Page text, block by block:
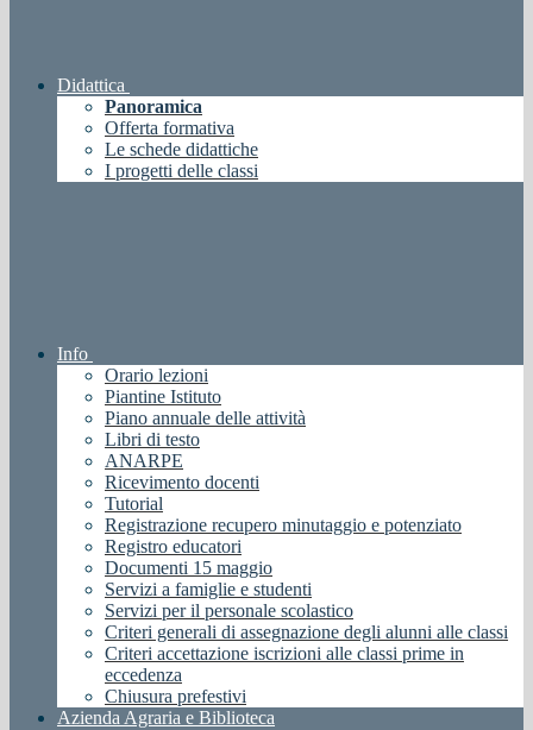
Didattica
Panoramica
Offerta formativa
Le schede didattiche
I progetti delle classi
Info
Orario lezioni
Piantine Istituto
Piano annuale delle attività
Libri di testo
ANARPE
Ricevimento docenti
Tutorial
Registrazione recupero minutaggio e potenziato
Registro educatori
Documenti 15 maggio
Servizi a famiglie e studenti
Servizi per il personale scolastico
Criteri generali di assegnazione degli alunni alle classi
Criteri accettazione iscrizioni alle classi prime in
eccedenza
Chiusura prefestivi
Azienda Agraria e Biblioteca